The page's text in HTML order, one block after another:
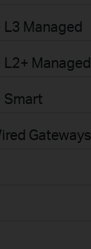
L3 Managed
L2+ Managed
Smart
Gateways